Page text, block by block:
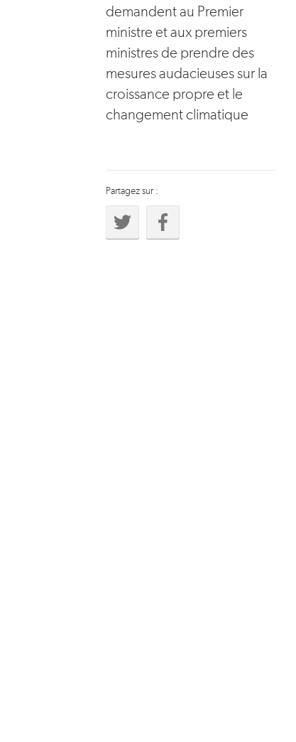
demandent au Premier
ministre et aux premiers
ministres de prendre des
mesures audacieuses sur la
croissance propre et le
changement climatique
Partagez sur :